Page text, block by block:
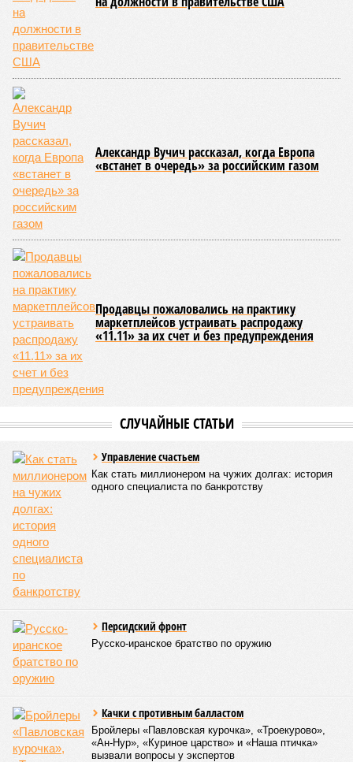
республики 15 млрд рублей налогов, пускала прибыль на
развитие местной железнодорожной инфраструктуры.
Из слов Белозёрова и приведённых фактов легко сделать
деловой активностью, а сугубой благотворительностью, не
инвестировало, а раздавало пожертвования, не
зарабатывало само, а давало зарабатывать другим и,
выходит, никак не гарантировало собственные интересы.
«Пока самая популярная в Армении точка зрения по
поводу будущего железных дорог рес­публики –
национализировать пути сообщения и, естественно,
ничего РЖД не компенсировать. Модернизация железных
дорог Армении за счёт России в Ереване считается
совершенно естественной», – указывает политолог
Андрей Суздальцев.
Вот только почему для менеджмента РЖД столь же
естественным считается вкладываться в закавказскую
«железку» тогда, когда на российских железных дорогах не
тольконе решены нынешние проблемы, но и постоянно
возникаютновые? Даст ли здесь свой комментарий
Белозёров?
Гарник Туманян, политолог
– Вероятно, в случае разрыва концессии Пашинян со
инициировать новый проект на территории Армении
подобно трамповскому TRIPP, где будет создана
европейская концессия для управления путями, а
доходы от эксплуатации путей будут делиться плюс-
минус в таком же соотношении, как с американцами
(74% – Вашингтону, 26% – Еревану).
Мирослава Регинская, публицист
– Довольно вероятным представляется вариант
железные дороги Армении быстро обретут другого
спонсора. Вряд ли Пашинян стал бы провоцировать
РЖД совсем без гарантий. В сущности, это очередной
и привычный уже «слив» России бывшими союзниками.
новых хозяев, и никакая благодарность или даже
подаренная от щедрот Российского государства
значительная выгода их в этом не могут остановить.